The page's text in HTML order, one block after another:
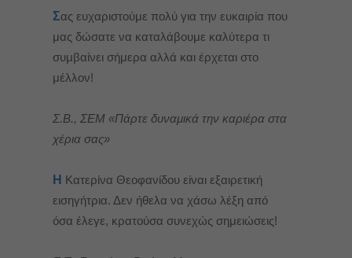
Σας ευχαριστούμε πολύ για την ευκαιρία που
μας δώσατε να καταλάβουμε καλύτερα τι
συμβαίνει σήμερα αλλά και έρχεται στο
μέλλον!
Σ.Β., ΣΕΜ «Πάρτε δυναμικά την καριέρα στα
χέρια σας»
Η Κατερίνα Θεοφανίδου είναι εξαιρετική
εισηγήτρια. Δεν ήθελα να χάσω λέξη από
όσα έλεγε, κρατούσα συνεχώς σημειώσεις!